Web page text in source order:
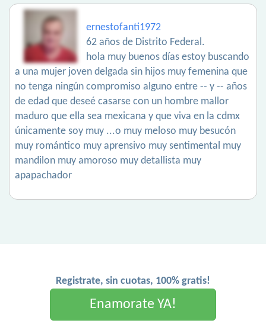
ernestofanti1972
62 años de Distrito Federal.
hola muy buenos días estoy buscando
a una mujer joven delgada sin hijos muy femenina que
no tenga ningún compromiso alguno entre -- y -- años
de edad que deseé casarse con un hombre mallor
maduro que ella sea mexicana y que viva en la cdmx
únicamente soy muy ...o muy meloso muy besucón
muy romántico muy aprensivo muy sentimental muy
mandilon muy amoroso muy detallista muy
apapachador
Registrate, sin cuotas, 100% gratis!
Enamorate YA!